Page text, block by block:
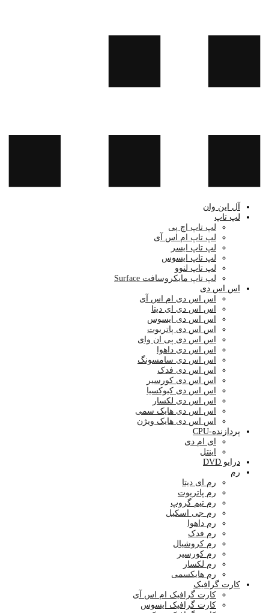
آل این وان
لپ تاپ
لپ تاپ اچ پی
لپ تاپ ام اس آی
لپ تاپ ایسر
لپ تاپ ایسوس
لپ تاپ لنوو
لپ تاپ مایکروسافت Surface
اس اس دی
اس اس دی ام اس آی
اس اس دی ای دیتا
اس اس دی ایسوس
اس اس دی پاتریوت
اس اس دی پی ان وای
اس اس دی داهوا
اس اس دی سامسونگ
اس اس دی فدک
اس اس دی کورسیر
اس اس دی کیوکسیا
اس اس دی لکسار
اس اس دی هایک سمی
اس اس دی هایک ویژن
پردازنده-CPU
ای ام دی
اینتل
درایو DVD
رم
رم ای دیتا
رم پاتریوت
رم تیم گروپ
رم جی اسکیل
رم داهوا
رم فدک
رم کروشیال
رم کورسیر
رم لکسار
رم هایکسمی
کارت گرافیک
کارت گرافیک ام اس آی
کارت گرافیک ایسوس